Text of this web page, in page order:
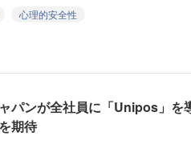
心理的安全性
パンが全社員に「Unipos」を
期待